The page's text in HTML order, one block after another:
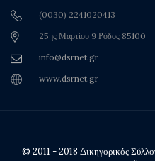
(0030) 2241020413
25ης Μαρτίου 9 Ρόδος 85100
info@dsrnet.gr
www.dsrnet.gr
© 2011 - 2018 Δικηγορικός